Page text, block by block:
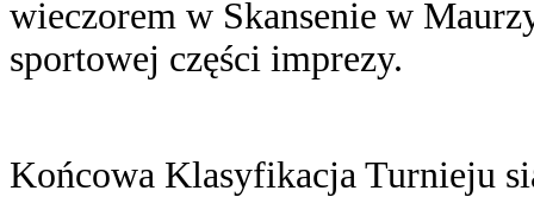
wieczorem w Skansenie w
sportowej części imprezy.
Końcowa Klasyfikacja Turnieju